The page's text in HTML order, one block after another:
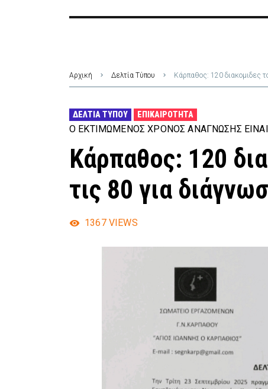
Αρχική Δελτία Τύπου Κάρπαθος: 120 διακομιδες
ΔΕΛΤΊΑ ΤΎΠΟΥ ΕΠΙΚΑΙΡΌΤΗΤΑ
Ο ΕΚΤΙΜΏΜΕΝΟΣ ΧΡΌΝΟΣ ΑΝΆΓΝΩΣΗΣ
Κάρπαθος: 120
τις 80 για
1367 VIEWS